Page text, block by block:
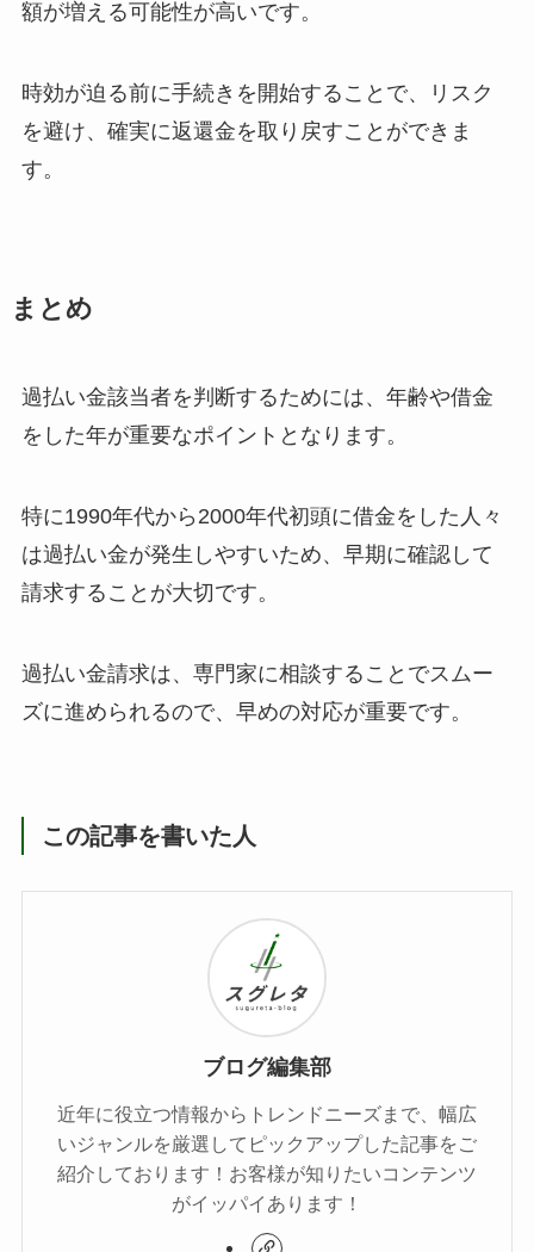
額が増える可能性が高いです。
時効が迫る前に手続きを開始することで、リスク
を避け、確実に返還金を取り戻すことができま
す。
まとめ
過払い金該当者を判断するためには、年齢や借金
をした年が重要なポイントとなります。
特に1990年代から2000年代初頭に借金をした人々
は過払い金が発生しやすいため、早期に確認して
請求することが大切です。
過払い金請求は、専門家に相談することでスムー
ズに進められるので、早めの対応が重要です。
この記事を書いた人
ブログ編集部
近年に役立つ情報からトレンドニーズまで、幅広
いジャンルを厳選してピックアップした記事をご
紹介しております！お客様が知りたいコンテンツ
がイッパイあります！